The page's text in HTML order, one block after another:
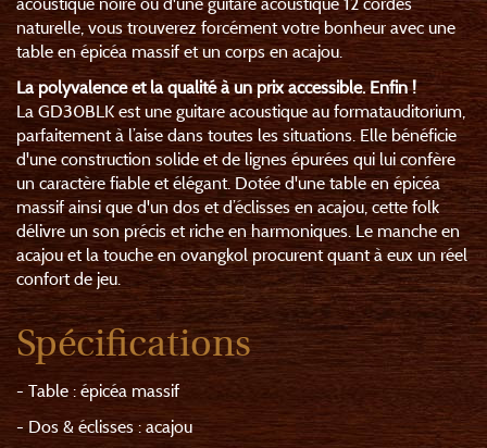
naturelle, vous trouverez forcément votre bonheur avec une
table en épicéa massif et un corps en acajou.
La polyvalence et la qualité à un prix accessible. Enfin !
La GD30BLK est une guitare acoustique au formatauditorium,
parfaitement à l’aise dans toutes les situations. Elle bénéficie
d'une construction solide et de lignes épurées qui lui confère
un caractère fiable et élégant. Dotée d'une table en épicéa
massif ainsi que d'un dos et d’éclisses en acajou, cette folk
délivre un son précis et riche en harmoniques. Le manche en
acajou et la touche en ovangkol procurent quant à eux un réel
confort de jeu.
Spécifications
- Table : épicéa massif
- Dos & éclisses : acajou